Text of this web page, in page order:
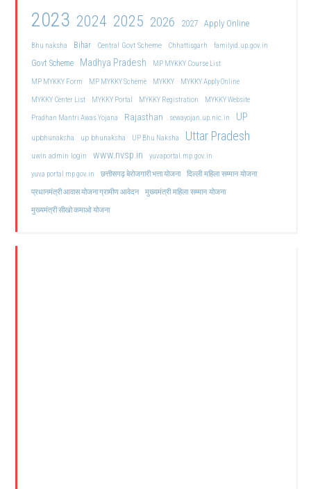
2023 2024 2025 2026 2027 Apply Online
Bhu naksha Bihar Central Govt Scheme Chhattisgarh familyid.up.gov.in
Govt Scheme Madhya Pradesh
MP MYKKY Course List
MP MYKKY Form
MP MYKKY Scheme MYKKY
MYKKY Apply Online
MYKKY Center List
MYKKY Portal MYKKY Registration
MYKKY Website
Pradhan Mantri Awas Yojana
Rajasthan sewayojan.up.nic.in UP
upbhunaksha up bhunaksha UP Bhu Naksha Uttar Pradesh
uwin admin login www.nvsp.in
yuvaportal.mp.gov.in
yuva portal mp gov.in
छत्तीसगढ़ बेरोजगारी भत्ता योजना दिल्ली महिला सम्मान योजना
प्रधानमंत्री आवास योजना ग्रामीण आवेदन मुख्यमंत्री महिला सम्मान योजना
मुख्यमंत्री सीखो कमाओ योजना